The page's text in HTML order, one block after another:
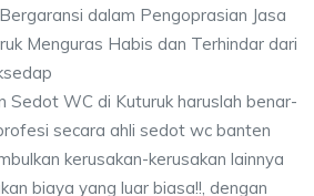
dalam Pengoprasian Jasa
Menguras Habis dan Terhindar dari
Sedot WC di Kuturuk haruslah benar-
secara ahli sedot wc banten
kerusakan-kerusakan lainnya
biaya yang luar biasa!!, dengan